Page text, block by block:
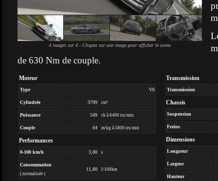
4 images sur 4 - Cliquez sur une image pour afficher le zoom.
de 630 Nm de couple.
Moteur
Type V6
Cylindrée 3799 cm³
Puissance 549 ch à 6400 trs/min
Couple 64 m/kg à 5800 trs/min
Performances
0-100 km/h 3,00 s
Consommation
( normalisée )
11,80 l/100km
Transmission
Transmission
Chassis
Suspension
Freins
Dimensions
Longueur
Largeur
Hauteur